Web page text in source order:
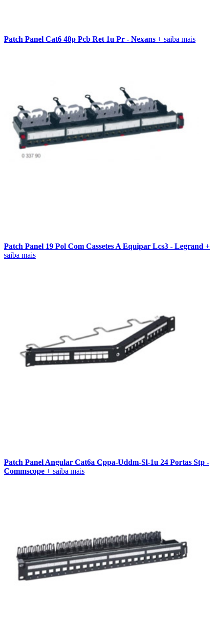
Patch Panel Cat6 48p Pcb Ret 1u Pr - Nexans + saiba mais
Patch Panel 19 Pol Com Cassetes A Equipar Lcs3 - Legrand +
saiba mais
Patch Panel Angular Cat6a Cppa-Uddm-Sl-1u 24 Portas Stp -
Commscope + saiba mais